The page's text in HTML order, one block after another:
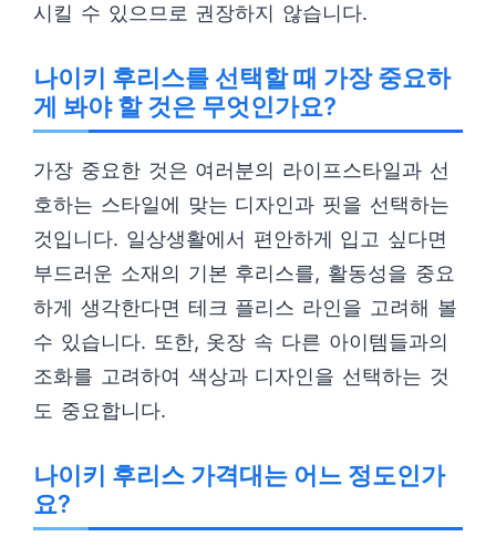
시킬 수 있으므로 권장하지 않습니다.
나이키 후리스를 선택할 때 가장 중요하
게 봐야 할 것은 무엇인가요?
가장 중요한 것은 여러분의 라이프스타일과 선
호하는 스타일에 맞는 디자인과 핏을 선택하는
것입니다. 일상생활에서 편안하게 입고 싶다면
부드러운 소재의 기본 후리스를, 활동성을 중요
하게 생각한다면 테크 플리스 라인을 고려해 볼
수 있습니다. 또한, 옷장 속 다른 아이템들과의
조화를 고려하여 색상과 디자인을 선택하는 것
도 중요합니다.
나이키 후리스 가격대는 어느 정도인가
요?